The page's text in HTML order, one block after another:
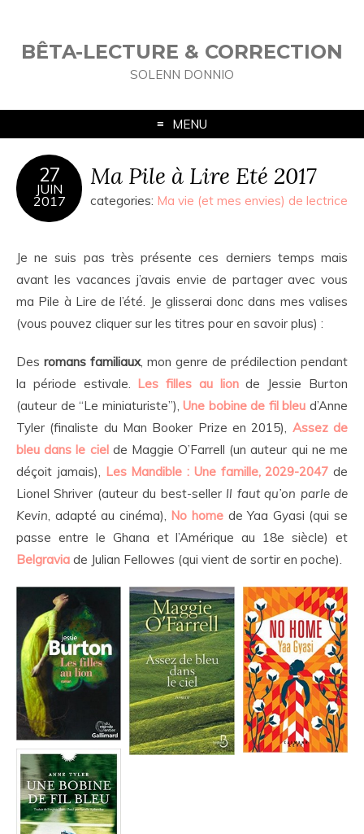
BÊTA-LECTURE & CORRECTION
SOLENN DONNIO
MENU
27
JUIN
2017
Ma Pile à Lire Eté 2017
categories: Ma vie (et mes envies) de lectrice
Je ne suis pas très présente ces derniers temps mais
avant les vacances j’avais envie de partager avec vous
ma Pile à Lire de l’été. Je glisserai donc dans mes valises
(vous pouvez cliquer sur les titres pour en savoir plus) :
Des romans familiaux, mon genre de prédilection pendant
la période estivale. Les filles au lionde Jessie Burton
(auteur de “Le miniaturiste”),Une bobine de fil bleu d’Anne
Tyler (finaliste du Man Booker Prize en 2015), Assez de
bleu dans le cielde Maggie O’Farrell (un auteur qui ne me
déçoit jamais), Les Mandible : Une famille, 2029-2047 de
Lionel Shriver (auteur du best-sellerIl faut qu’on parle de
Kevin, adapté au cinéma), No home de Yaa Gyasi (qui se
passe entre le Ghana et l’Amérique au 18e siècle) et
Belgravia de Julian Fellowes (qui vient de sortir en poche).